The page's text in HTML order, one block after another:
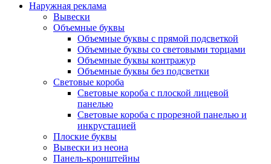
Наружная реклама
Вывески
Объемные буквы
Объемные буквы с прямой подсветкой
Объемные буквы со световыми торцами
Объемные буквы контражур
Объемные буквы без подсветки
Световые короба
Световые короба с плоской лицевой
панелью
Световые короба с прорезной панелью и
инкрустацией
Плоские буквы
Вывески из неона
Панель-кронштейны